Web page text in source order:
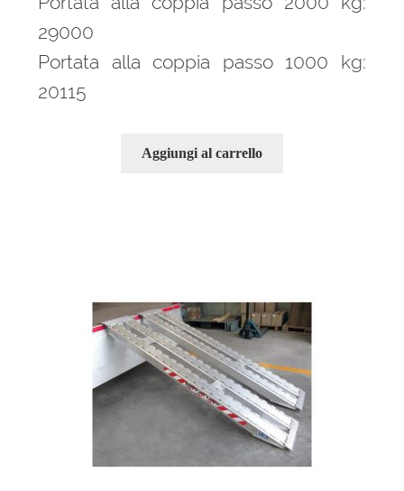
29000
Portata alla coppia passo 1000 kg:
20115
Aggiungi al carrello